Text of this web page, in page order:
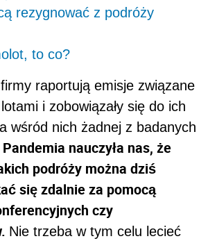
rezygnować z podróży
to co?
raportują emisje związane
i zobowiązały się do ich
wśród nich żadnej z badanych
Pandemia nauczyła nas, że
podróży można dziś
się zdalnie za pomocą
czy
Nie trzeba w tym celu lecieć